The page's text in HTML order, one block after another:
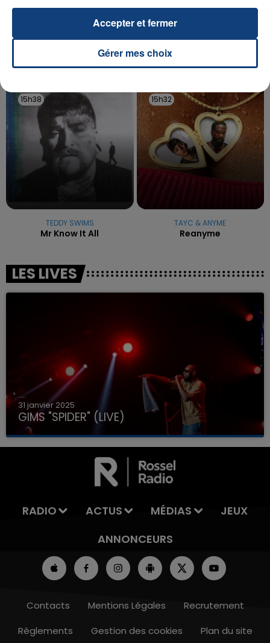
OPÉRER DE LA CHEVILLE RESSORT DE LA...
La famille a porté plainte contre la clinique qui a
reconnu sa responsabilité et présenté ses
TITRES DIFFUSÉS
15h38
15h38
TEDDY SWIMS
Mr Know It All
15h32
15h32
TAYC & ANYME
Reanyme
LES LIVES
31 janvier 2025
GIMS "SPIDER" (LIVE)
RADIO ACTUS MÉDIAS
JEUX
ANNONCEURS
Contacts Mentions Légales
Recrutement
Règlements
Gestion des cookies Plan du site
Gérer mes choix
Accepter et fermer